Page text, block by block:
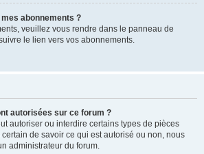
abonnements ?
veuillez vous rendre dans le panneau de
le lien vers vos abonnements.
autorisées sur ce forum ?
autoriser ou interdire certains types de pièces
certain de savoir ce qui est autorisé ou non, nous
administrateur du forum.